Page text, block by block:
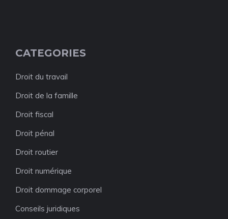
CATEGORIES
Droit du travail
Droit de la famille
Droit fiscal
Droit pénal
Droit routier
Droit numérique
Droit dommage corporel
Conseils juridiques